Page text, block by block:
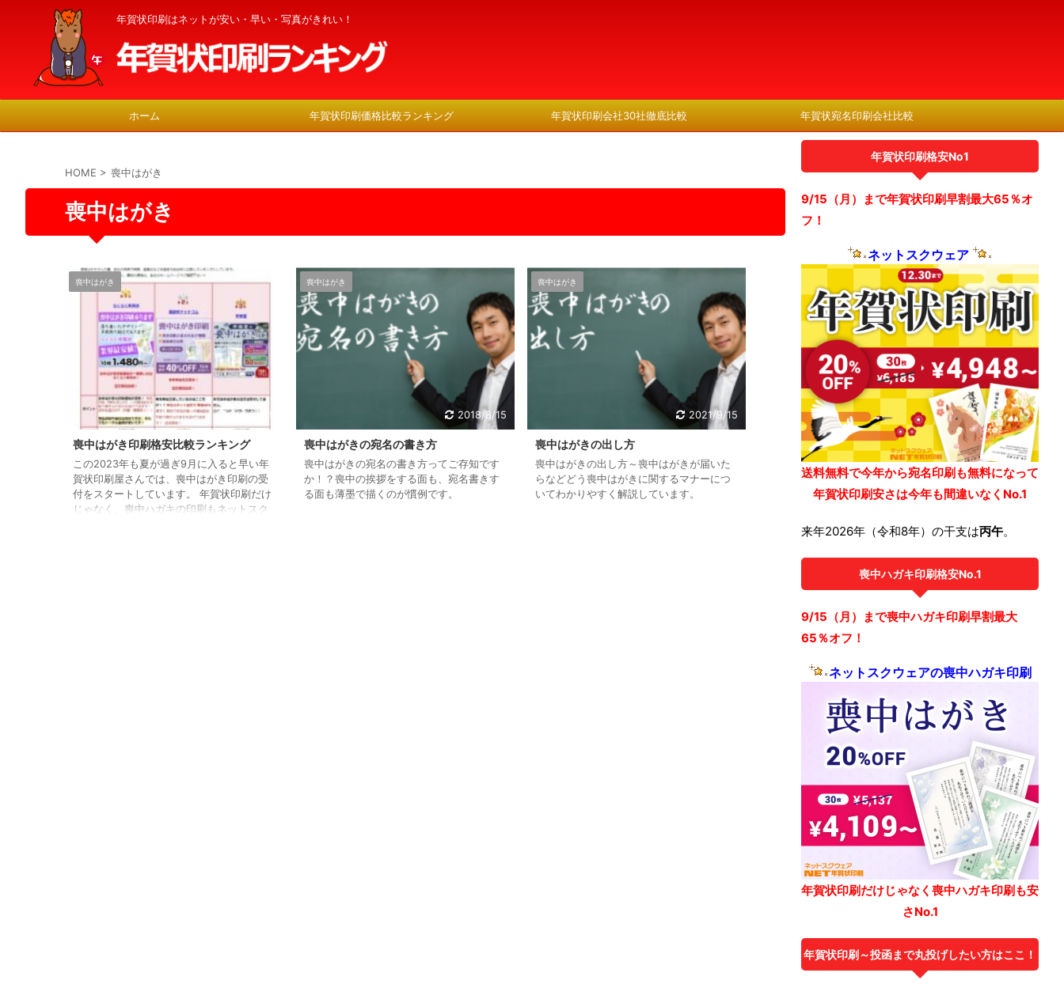
年賀状印刷はネットが安い・早い・写真がきれい！
ホーム 年賀状印刷価格比較ランキング 年賀状印刷会社30社徹底比較 年賀状宛名印刷会社比較
HOME > 喪中はがき
喪中はがき
喪中はがき
2023/8/9
喪中はがき印刷格安比較ランキング
この2023年も夏が過ぎ9月に入ると早い年
賀状印刷屋さんでは、喪中はがき印刷の受
付をスタートしています。 年賀状印刷だけ
じゃなく、喪中ハガキの印刷もネットスク
喪中はがき
2018/8/15
喪中はがきの宛名の書き方
喪中はがきの宛名の書き方ってご存知です
か！？喪中の挨拶をする面も、宛名書きす
る面も薄墨で描くのが慣例です。
喪中はがき
2021/9/15
喪中はがきの出し方
喪中はがきの出し方～喪中はがきが届いた
らなどどう喪中はがきに関するマナーにつ
いてわかりやすく解説しています。
年賀状印刷格安No1
9/15（月）まで年賀状印刷早割最大65％オ
フ！
ネットスクウェア
送料無料で今年から宛名印刷も無料になって
年賀状印刷安さは今年も間違いなくNo.1
来年2026年（令和8年）の干支は丙午。
喪中ハガキ印刷格安No.1
9/15（月）まで喪中ハガキ印刷早割最大
65％オフ！
ネットスクウェアの喪中ハガキ印刷
年賀状印刷だけじゃなく喪中ハガキ印刷も安
さNo.1
年賀状印刷～投函まで丸投げしたい方はここ！